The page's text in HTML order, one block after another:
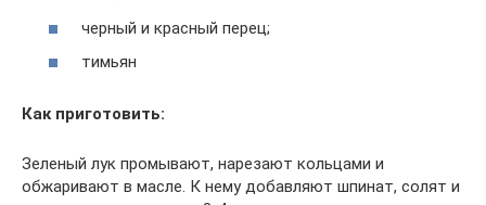
черный и красный перец;
тимьян
Как приготовить:
Зеленый лук промывают, нарезают кольцами и
обжаривают в масле. К нему добавляют шпинат, солят и